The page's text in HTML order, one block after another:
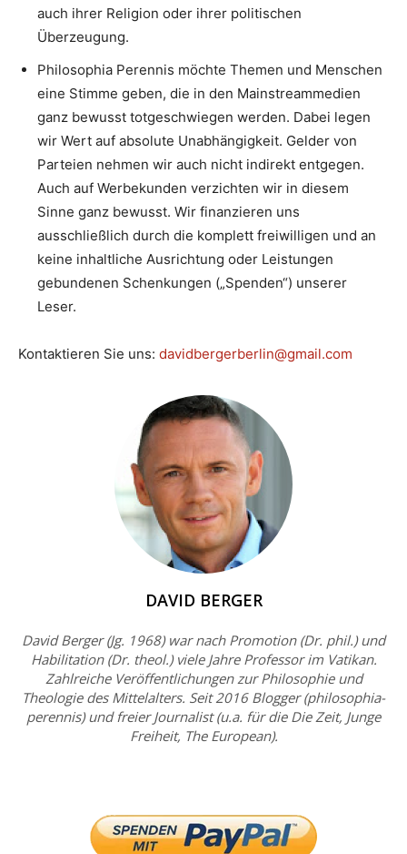
auch ihrer Religion oder ihrer politischen
Überzeugung.
Philosophia Perennis möchte Themen und Menschen
eine Stimme geben, die in den Mainstreammedien
ganz bewusst totgeschwiegen werden. Dabei legen
wir Wert auf absolute Unabhängigkeit. Gelder von
Parteien nehmen wir auch nicht indirekt entgegen.
Auch auf Werbekunden verzichten wir in diesem
Sinne ganz bewusst. Wir finanzieren uns
ausschließlich durch die komplett freiwilligen und an
keine inhaltliche Ausrichtung oder Leistungen
gebundenen Schenkungen („Spenden“) unserer
Leser.
Kontaktieren Sie uns: davidbergerberlin@gmail.com
DAVID BERGER
David Berger (Jg. 1968) war nach Promotion (Dr. phil.) und
Habilitation (Dr. theol.) viele Jahre Professor im Vatikan.
Zahlreiche Veröffentlichungen zur Philosophie und
Theologie des Mittelalters. Seit 2016 Blogger (philosophia-
perennis) und freier Journalist (u.a. für die Die Zeit, Junge
Freiheit, The European).